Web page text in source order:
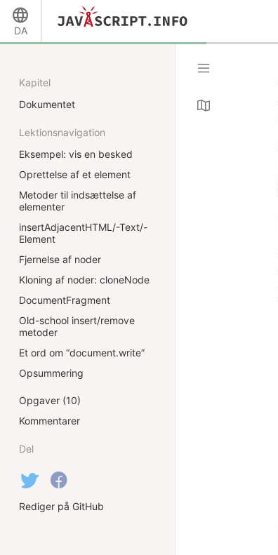
DA
Kapitel
Dokumentet
Lektionsnavigation
Eksempel: vis en besked
Oprettelse af et element
Metoder til indsættelse af
elementer
insertAdjacentHTML/-Text/-
Element
Fjernelse af noder
Kloning af noder: cloneNode
DocumentFragment
Old-school insert/remove
metoder
Et ord om “document.write”
Opsummering
Opgaver (10)
Kommentarer
Del
Rediger på GitHub